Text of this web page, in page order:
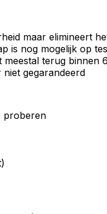
maar elimineert
is nog mogelijk op
meestal terug binnen
niet gegarandeerd
proberen